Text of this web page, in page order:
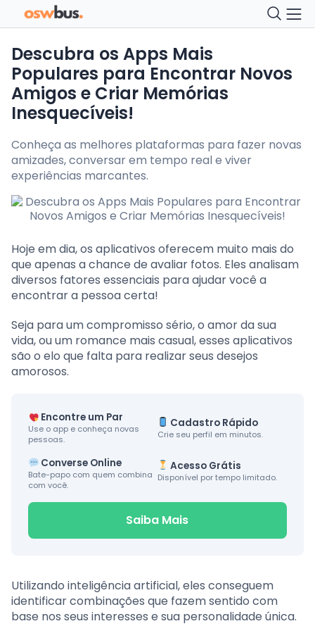
Descubra os Apps Mais
Populares para Encontrar Novos
Amigos e Criar Memórias
Inesquecíveis!
Conheça as melhores plataformas para fazer novas
amizades, conversar em tempo real e viver
experiências marcantes.
Hoje em dia, os aplicativos oferecem muito mais do
que apenas a chance de avaliar fotos. Eles analisam
diversos fatores essenciais para ajudar você a
encontrar a pessoa certa!
Seja para um compromisso sério, o amor da sua
vida, ou um romance mais casual, esses aplicativos
são o elo que falta para realizar seus desejos
amorosos.
Encontre um Par
Use o app e conheça novas
pessoas.
Cadastro Rápido
Crie seu perfil em minutos.
Converse Online
Bate-papo com quem combina
com você.
Acesso Grátis
Disponível por tempo limitado.
Saiba Mais
Utilizando inteligência artificial, eles conseguem
identificar combinações que fazem sentido com
base nos seus interesses e sua personalidade única.